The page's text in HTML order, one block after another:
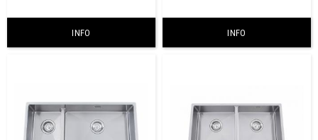
INFO INFO